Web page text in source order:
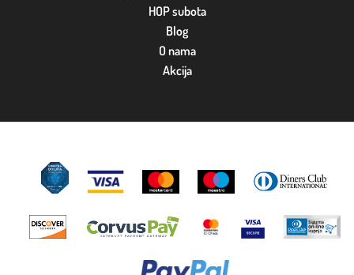
HOP subota
Blog
O nama
Akcija